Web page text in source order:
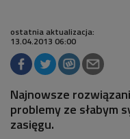
ostatnia aktualizacja:
13.04.2013 06:00
Najnowsze
problemy ze słabym
zasięgu.